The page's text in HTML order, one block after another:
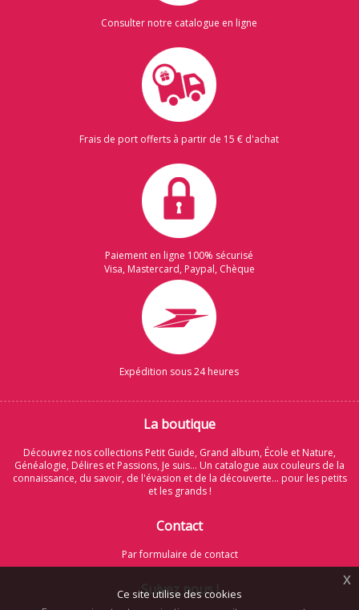
Ce site utilise des cookies
x
Consulter notre catalogue en ligne
Frais de port offerts à partir de 15 € d'achat
Paiement en ligne 100% sécurisé
Visa, Mastercard, Paypal, Chèque
Expédition sous 24 heures
La boutique
Découvrez nos collections Petit Guide, Grand album, École et Nature,
Généalogie, Délires et Passions, Je suis... Un catalogue aux couleurs de la
connaissance, du savoir, de l'évasion et de la découverte... pour les petits
et les grands !
Contact
Par formulaire de contact
Suivez nous !